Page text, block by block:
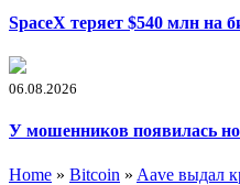
SpaceX теряет $540 млн на
06.08.2026
У мошенников появилась
Home » Bitcoin » Aave выдал